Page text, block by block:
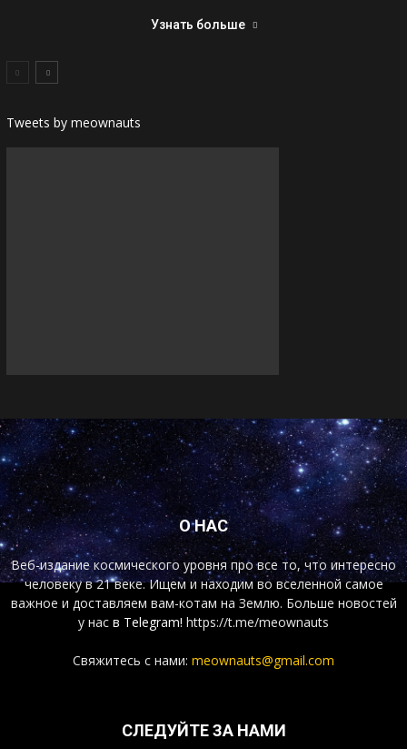
Узнать больше
Tweets by meownauts
О НАС
Веб-издание космического уровня про все то, что интересно
человеку в 21 веке. Ищем и находим во вселенной самое
важное и доставляем вам-котам на Землю. Больше новостей
у нас в Telegram! https://t.me/meownauts
Свяжитесь с нами: meownauts@gmail.com
СЛЕДУЙТЕ ЗА НАМИ